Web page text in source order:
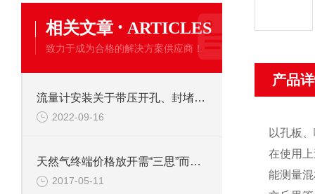
相关文章 · ARTICLES
致力于成为合格的解决方案供应商！
流量计安装关于带压开孔、封堵作业的规定
2022-09-16
天然气终端价格放开需“三思”而后行
2017-05-11
产品
以孔板
在使用
能测量